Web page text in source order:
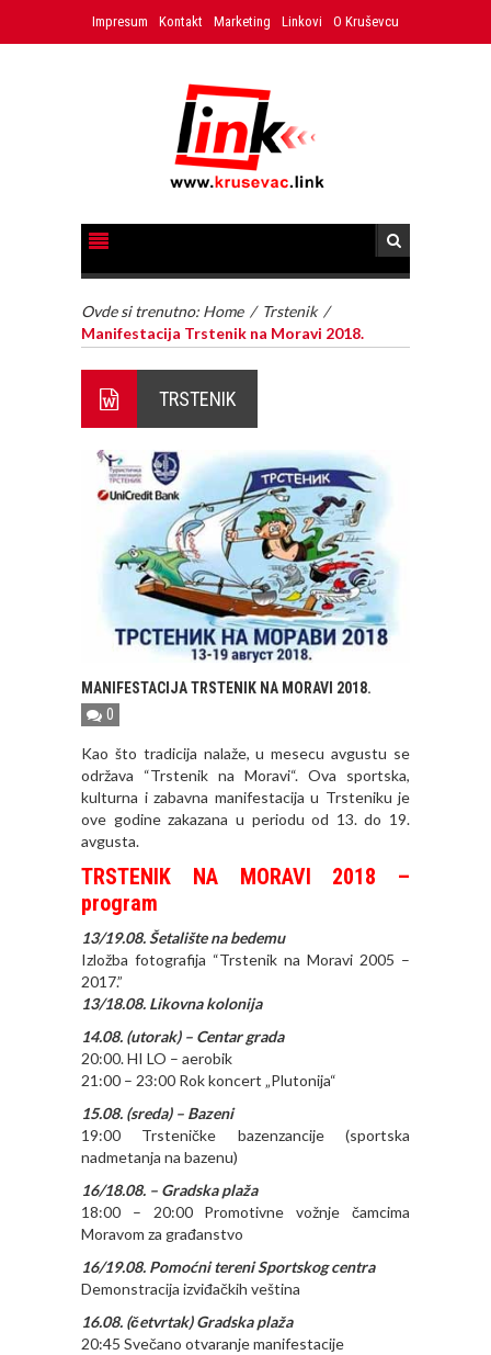
Impresum Kontakt Marketing Linkovi O Kruševcu
Ovde si trenutno: Home / Trstenik /
Manifestacija Trstenik na Moravi 2018.
TRSTENIK
MANIFESTACIJA TRSTENIK NA MORAVI 2018.
0
Kao što tradicija nalaže, u mesecu avgustu se
održava “Trstenik na Moravi“. Ova sportska,
kulturna i zabavna manifestacija u Trsteniku je
ove godine zakazana u periodu od 13. do 19.
avgusta.
TRSTENIK NA MORAVI 2018 –
program
13/19.08.Šetalište na bedemu
Izložba fotografija “Trstenik na Moravi 2005 –
2017.”
13/18.08. Likovna kolonija
14.08. (utorak) – Centar grada
20:00. HI LO – aerobik
21:00 – 23:00 Rok koncert „Plutonija“
15.08. (sreda) – Bazeni
19:00 Trsteničke bazenzancije (sportska
nadmetanja na bazenu)
16/18.08. – Gradska plaža
18:00 – 20:00 Promotivne vožnje čamcima
Moravom za građanstvo
16/19.08. Pomoćni tereni Sportskog centra
Demonstracija izviđačkih veština
16.08. (četvrtak) Gradska plaža
20:45 Svečano otvaranje manifestacije